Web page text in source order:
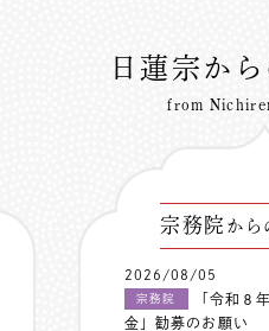
日蓮宗か
from
宗務院 から
2026/08/05
宗務院
「令和８
金」勧募のお願い